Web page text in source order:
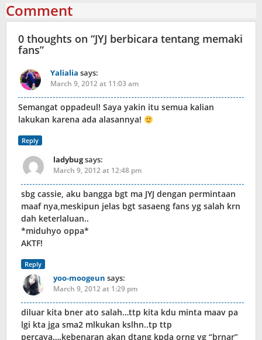
Comment
0 thoughts on “JYJ berbicara tentang memaki
fans”
Yalialia says:
March 9, 2012 at 11:03 am
Semangat oppadeul! Saya yakin itu semua kalian
lakukan karena ada alasannya!
Reply
ladybugsays:
March 9, 2012 at 12:48 pm
sbg cassie, aku bangga bgt ma JYJ dengan permintaan
maaf nya,meskipun jelas bgt sasaeng fans yg salah krn
dah keterlaluan..
*miduhyo oppa*
AKTF!
Reply
yoo-moogeun says:
March 9, 2012 at 1:29 pm
diluar kita bner ato salah…ttp kita kdu minta maav pa
lgi kta jga sma2 mlkukan kslhn..tp ttp
percaya….kebenaran akan dtang kpda orng yg “brnar”